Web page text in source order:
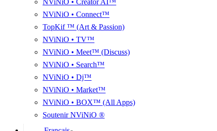
NViNiO • Creator AI™
NViNiO • Connect™
TopKif ™ (Art & Passion)
NViNiO • TV™
NViNiO • Meet™ (Discuss)
NViNiO • Search™
NViNiO • Dj™
NViNiO • Market™
NViNiO • BOX™ (All Apps)
Soutenir NViNiO ®